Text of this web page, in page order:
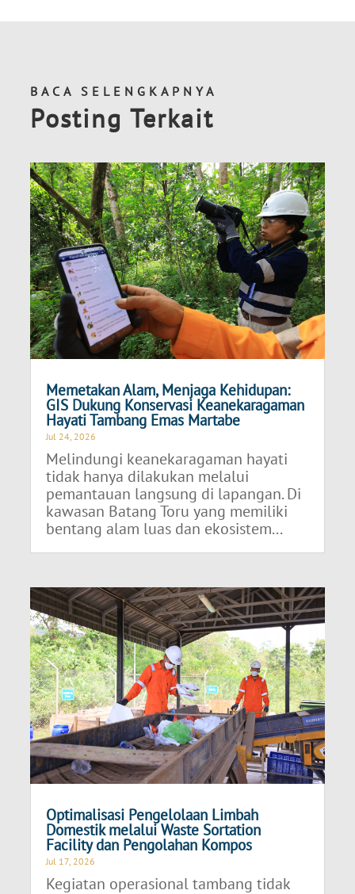
BACA SELENGKAPNYA
Posting Terkait
Memetakan Alam, Menjaga Kehidupan:
GIS Dukung Konservasi Keanekaragaman
Hayati Tambang Emas Martabe
Jul 24, 2026
Melindungi keanekaragaman hayati
tidak hanya dilakukan melalui
pemantauan langsung di lapangan. Di
kawasan Batang Toru yang memiliki
bentang alam luas dan ekosistem...
Optimalisasi Pengelolaan Limbah
Domestik melalui Waste Sortation
Facility dan Pengolahan Kompos
Jul 17, 2026
Kegiatan operasional tambang tidak